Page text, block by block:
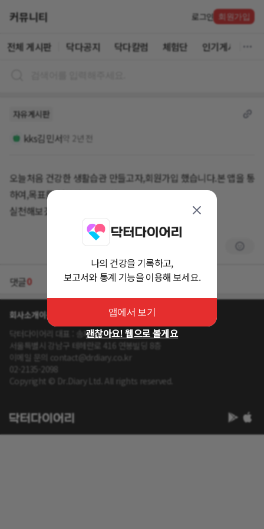
커뮤니티 로그인 회원가입
전체 게시판 닥다공지 닥다칼럼 체험단 인기게시글
자유게시판
kks김민서 약 2년 전
오늘처음 건강한 생활습관 만들고자,회원가입 했습니다.본 앱을 통
하여,목표를 설정해서 열심히
실천해보겠습니다
댓글0
회사소개이용약관
개인정보 처리방침
닥터다이어리 대표 : 송제윤
서울특별시 강남구 테헤란로 416 연봉빌딩 8층
이메일 문의 contact@drdiary.co.kr
02-2135-2098
Copyright © Dr.Diary Ltd. All rights reserved.
나의 건강을 기록하고,
보고서와 통계 기능을 이용해 보세요.
앱에서 보기
괜찮아요! 웹으로 볼게요